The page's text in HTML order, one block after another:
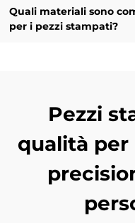
Quali materiali sono
per i pezzi stampati?
Pezzi
qualità per